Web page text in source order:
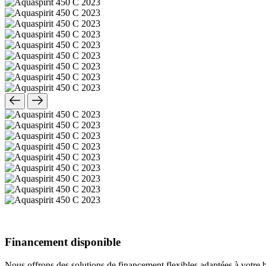
Financement disponible